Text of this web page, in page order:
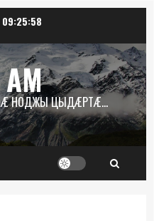
09:25:58
НОДЖЫ ЦЫДÆРТÆ…